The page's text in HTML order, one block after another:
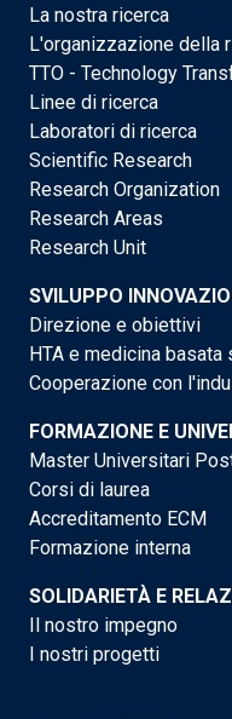
La nostra ricerca
L'organizzazione della
TTO - Technology
Linee di ricerca
Laboratori di ricerca
Scientific Research
Research Organization
Research Areas
Research Unit
SVILUPPO
Direzione e obiettivi
HTA e medicina basata
Cooperazione con
FORMAZIONE E
Master Universitari
Corsi di laurea
Accreditamento ECM
Formazione interna
SOLIDARIETÀ E
Il nostro impegno
I nostri progetti